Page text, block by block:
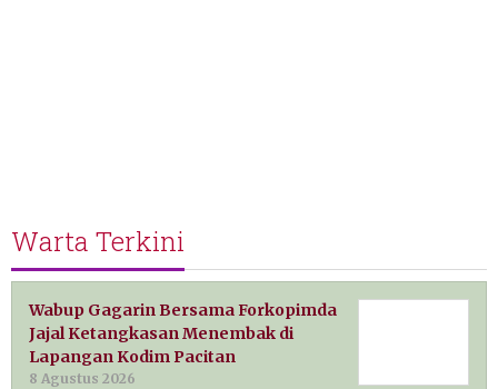
Warta Terkini
Wabup Gagarin Bersama Forkopimda
Jajal Ketangkasan Menembak di
Lapangan Kodim Pacitan
8 Agustus 2026